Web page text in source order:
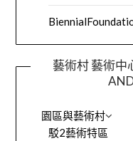
藝術村 藝術中
園區與藝術村
駁2藝術特區